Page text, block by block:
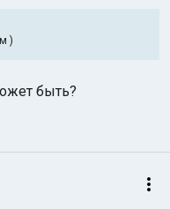
)
быть?